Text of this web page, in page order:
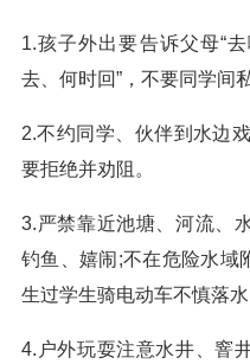
1.孩子外出要告诉父母“
去、何时回”，不要同学间
2.不约同学、伙伴到水边
要拒绝并劝阻。
3.严禁靠近池塘、河流、
钓鱼、嬉闹;不在危险水域
生过学生骑电动车不慎落水
4.户外玩耍注意水井、窨